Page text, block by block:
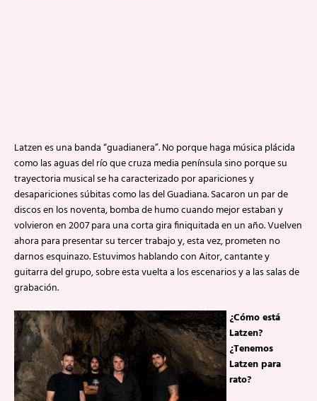
Latzen es una banda “guadianera”. No porque haga música plácida
como las aguas del río que cruza media península sino porque su
trayectoria musical se ha caracterizado por apariciones y
desapariciones súbitas como las del Guadiana. Sacaron un par de
discos en los noventa, bomba de humo cuando mejor estaban y
volvieron en 2007 para una corta gira finiquitada en un año. Vuelven
ahora para presentar su tercer trabajo y, esta vez, prometen no
darnos esquinazo. Estuvimos hablando con Aitor, cantante y
guitarra del grupo, sobre esta vuelta a los escenarios y a las salas de
grabación.
¿Cómo está
Latzen?
¿Tenemos
Latzen para
rato?